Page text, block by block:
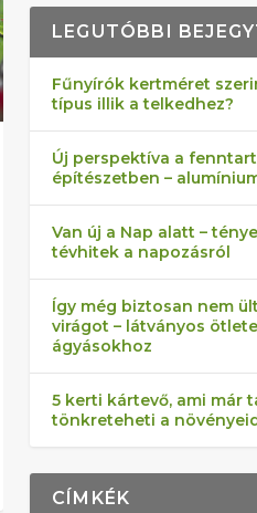
LEGUTÓBBI
Fűnyírók kertméret
típus illik a telkedhez?
Új perspektíva a
építészetben –
Van új a Nap alatt –
tévhitek a napozásról
Így még biztosan nem
virágot – látványos
ágyásokhoz
5 kerti kártevő, ami már
tönkreteheti a
CÍMKÉK